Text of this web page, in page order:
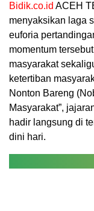
Bidik.co.id ACEH
menyaksikan laga
euforia
momentum
masyarakat
ketertiban
Nonton Bareng
Masyarakat”,
hadir langsung di
dini hari.